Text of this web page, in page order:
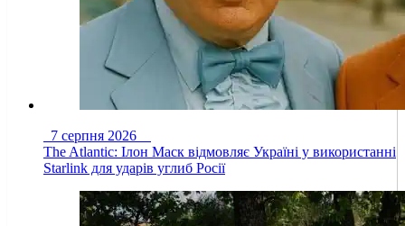
7 серпня 2026
The Atlantic: Ілон Маск відмовляє Україні у використанні
Starlink для ударів углиб Росії